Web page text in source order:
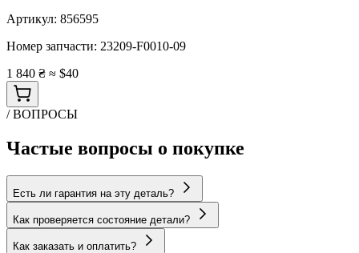
Артикул: 856595
Номер запчасти: 23209-F0010-09
1 840 ₴ ≈ $40
/ ВОПРОСЫ
Частые вопросы о покупке
Есть ли гарантия на эту деталь?
Как проверяется состояние детали?
Как заказать и оплатить?